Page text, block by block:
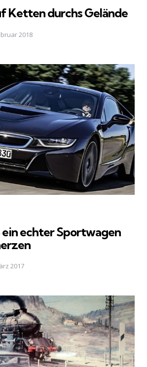
Ketten durchs Gelände
2018
ein echter Sportwagen
2017